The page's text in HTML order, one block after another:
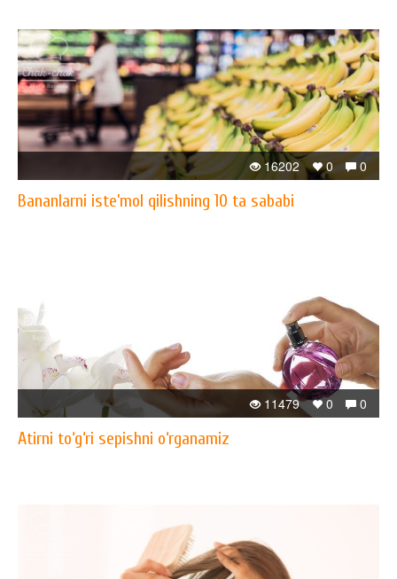
0
0
16202
Bananlarni iste’mol qilishning 10 ta sababi
0
0
11479
Atirni to‘g‘ri sepishni o‘rganamiz